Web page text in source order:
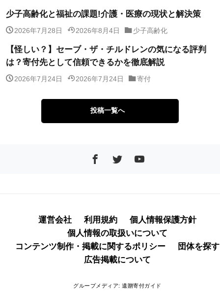
少子高齢化と福祉の課題!介護・医療の現状と解決策
2026年7月28日 2026年8月4日 少子高齢化
【怪しい？】セーブ・ザ・チルドレンの気になる評判
は？寄付先として信頼できるかを徹底解説
2026年7月24日 2026年7月24日 寄付
投稿一覧へ
運営会社 利用規約
個人情報保護方針
個人情報の取扱いについて
コンテンツ制作・掲載に関するポリシー
団体を探す
広告掲載について
グループメディア:遺贈寄付ガイド